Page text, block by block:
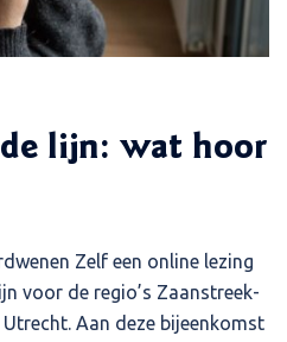
lijn: wat hoor
Zelf een online lezing
voor de regio’s Zaanstreek-
Aan deze bijeenkomst